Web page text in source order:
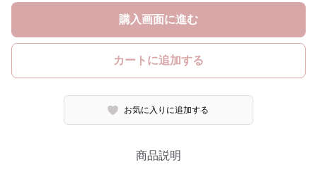
購入画面に進む
カートに追加する
お気に入りに追加する
商品説明